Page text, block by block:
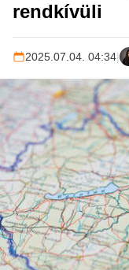
rendkívüli
2025.07.04. 04:34|